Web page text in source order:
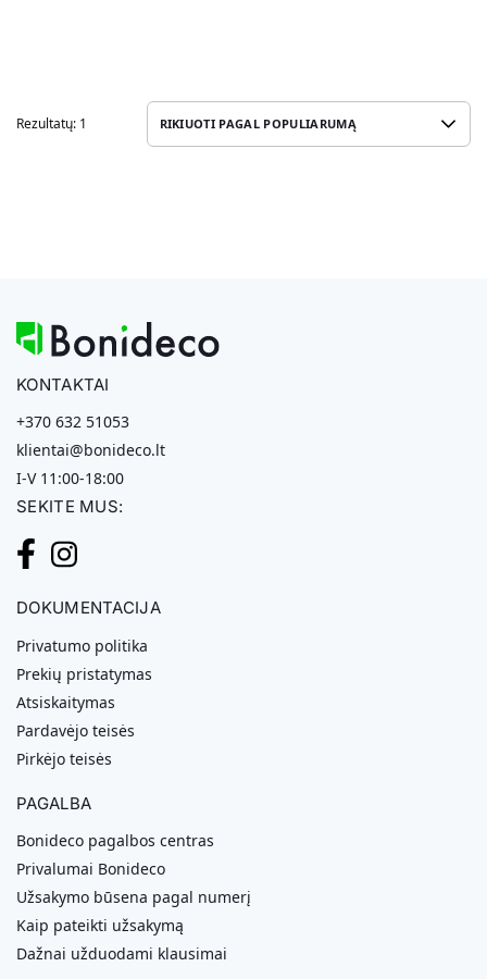
Rezultatų: 1
KONTAKTAI
+370 632 51053
klientai@bonideco.lt
I-V 11:00-18:00
SEKITE MUS:
DOKUMENTACIJA
Privatumo politika
Prekių pristatymas
Atsiskaitymas
Pardavėjo teisės
Pirkėjo teisės
PAGALBA
Bonideco pagalbos centras
Privalumai Bonideco
Užsakymo būsena pagal numerį
Kaip pateikti užsakymą
Dažnai užduodami klausimai